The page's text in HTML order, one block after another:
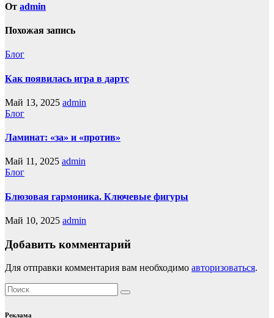
От admin
Похожая запись
Блог
Как появилась игра в дартс
Май 13, 2025 admin
Блог
Ламинат: «за» и «против»
Май 11, 2025 admin
Блог
Блюзовая гармоника. Ключевые фигуры
Май 10, 2025 admin
Добавить комментарий
Для отправки комментария вам необходимо авторизоваться.
Реклама